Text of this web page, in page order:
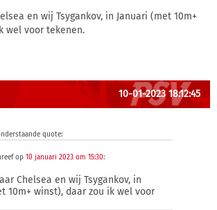
en wij Tsygankov, in Januari (met 10m+
wel voor tekenen.
10-01-2023 18:12:45
quote:
op 10 januari 2023 om 15:30:
Chelsea en wij Tsygankov, in
10m+ winst), daar zou ik wel voor